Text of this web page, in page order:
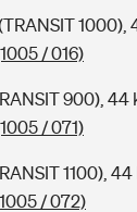
1000),
/ 016)
900), 44
/ 071)
1100), 44
/ 072)